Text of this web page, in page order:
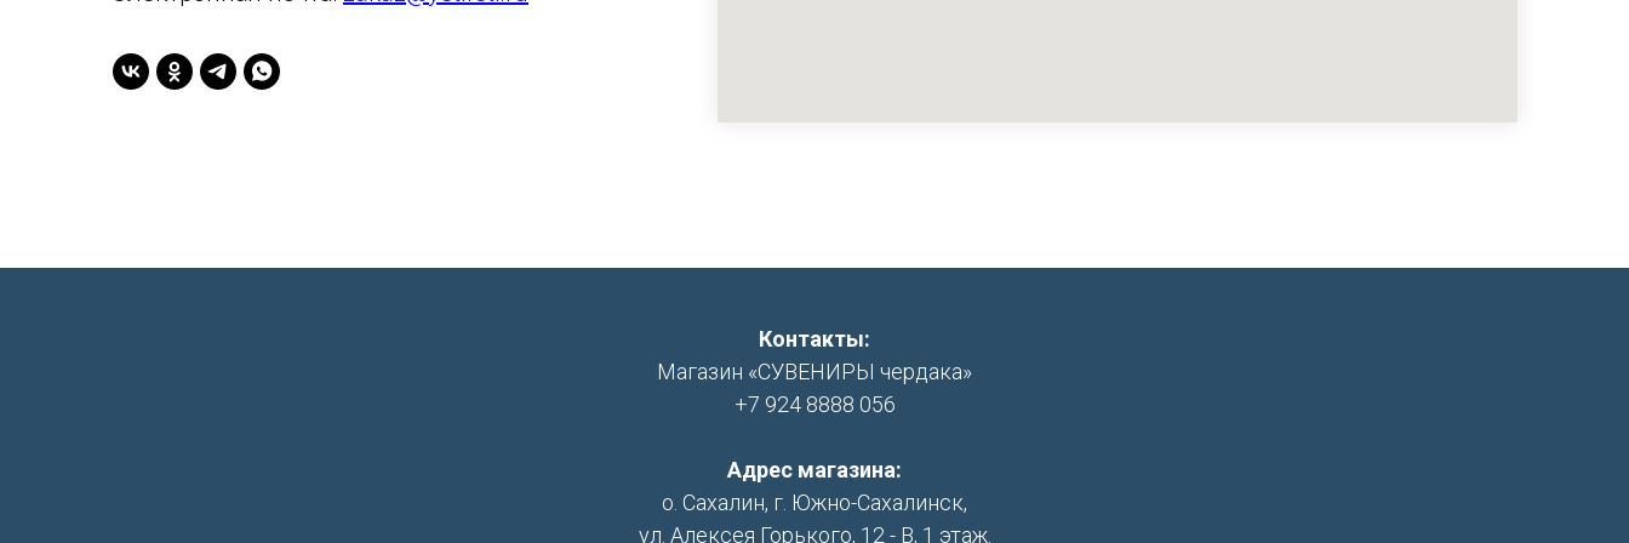
Контакты:
Магазин «СУВЕНИРЫ чердака»
+7 924 8888 056
Адрес магазина:
о. Сахалин, г. Южно-Сахалинск,
ул. Алексея Горького, 12 - В, 1 этаж.